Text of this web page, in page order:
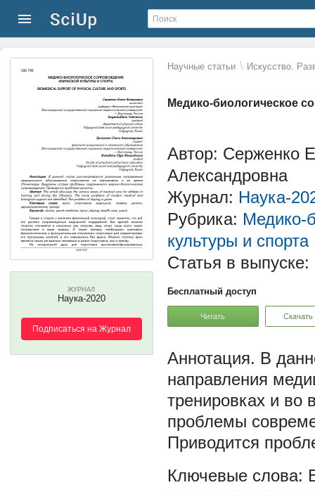
Научные статьи \ Искусство.
Медико-биологическое
ЖУРНАЛ
Наука-2020
Подписаться на Журнал
Автор: Серженко
Александровна
Журнал: Наука-
Рубрика: Медико-
культуры и спорта
Статья в выпуске:
Бесплатный доступ
Читать Скачать
В
направления
тренировках и
проблемы
Приводится